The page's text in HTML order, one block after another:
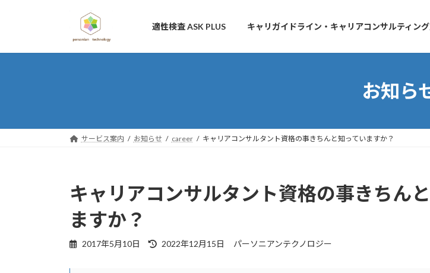
適性検査 ASK PLUS キャリガイドライン・キャリアコンサルティン
お知ら
サービス案内 お知らせ career キャリアコンサルタント資格の事きちんと知っていますか？
キャリアコンサルタント資格の事きちん
ますか？
2017年5月10日
最
2022年12月15日 パーソニアンテクノロジー